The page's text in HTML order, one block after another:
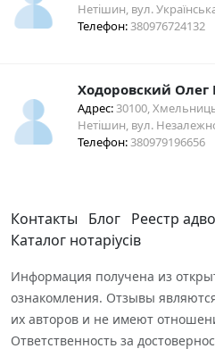
Нетішин, вул.
Телефон:380976724132
Ходоровский Олег
Адрес:30100,
Нетішин, вул.
Телефон:380979196656
Контакты Блог Реестр
Каталог нотаріусів
Информация получена из
ознакомления. Отзывы
их авторов и не имеют
Ответственность за